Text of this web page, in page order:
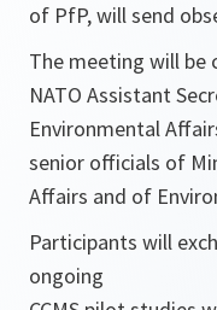
of PfP, will send
The meeting will be
NATO Assistant
Environmental
senior officials of
Affairs and of
Participants will
ongoing